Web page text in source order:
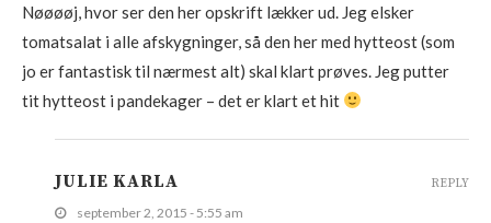
Nøøøøj, hvor ser den her opskrift lækker ud. Jeg elsker
tomatsalat i alle afskygninger, så den her med hytteost (som
jo er fantastisk til nærmest alt) skal klart prøves. Jeg putter
tit hytteost i pandekager – det er klart et hit
JULIE KARLA
september 2, 2015 - 5:55 am
REPLY